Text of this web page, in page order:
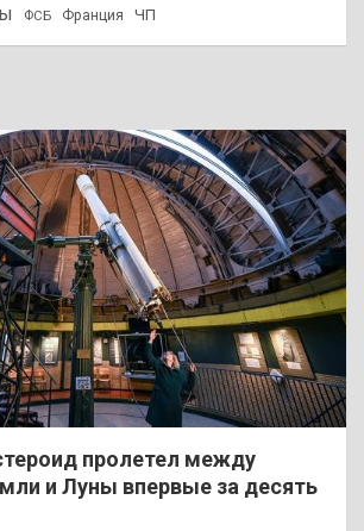
ФСБ Франция ЧП
пролетел между
и Луны впервые за десять